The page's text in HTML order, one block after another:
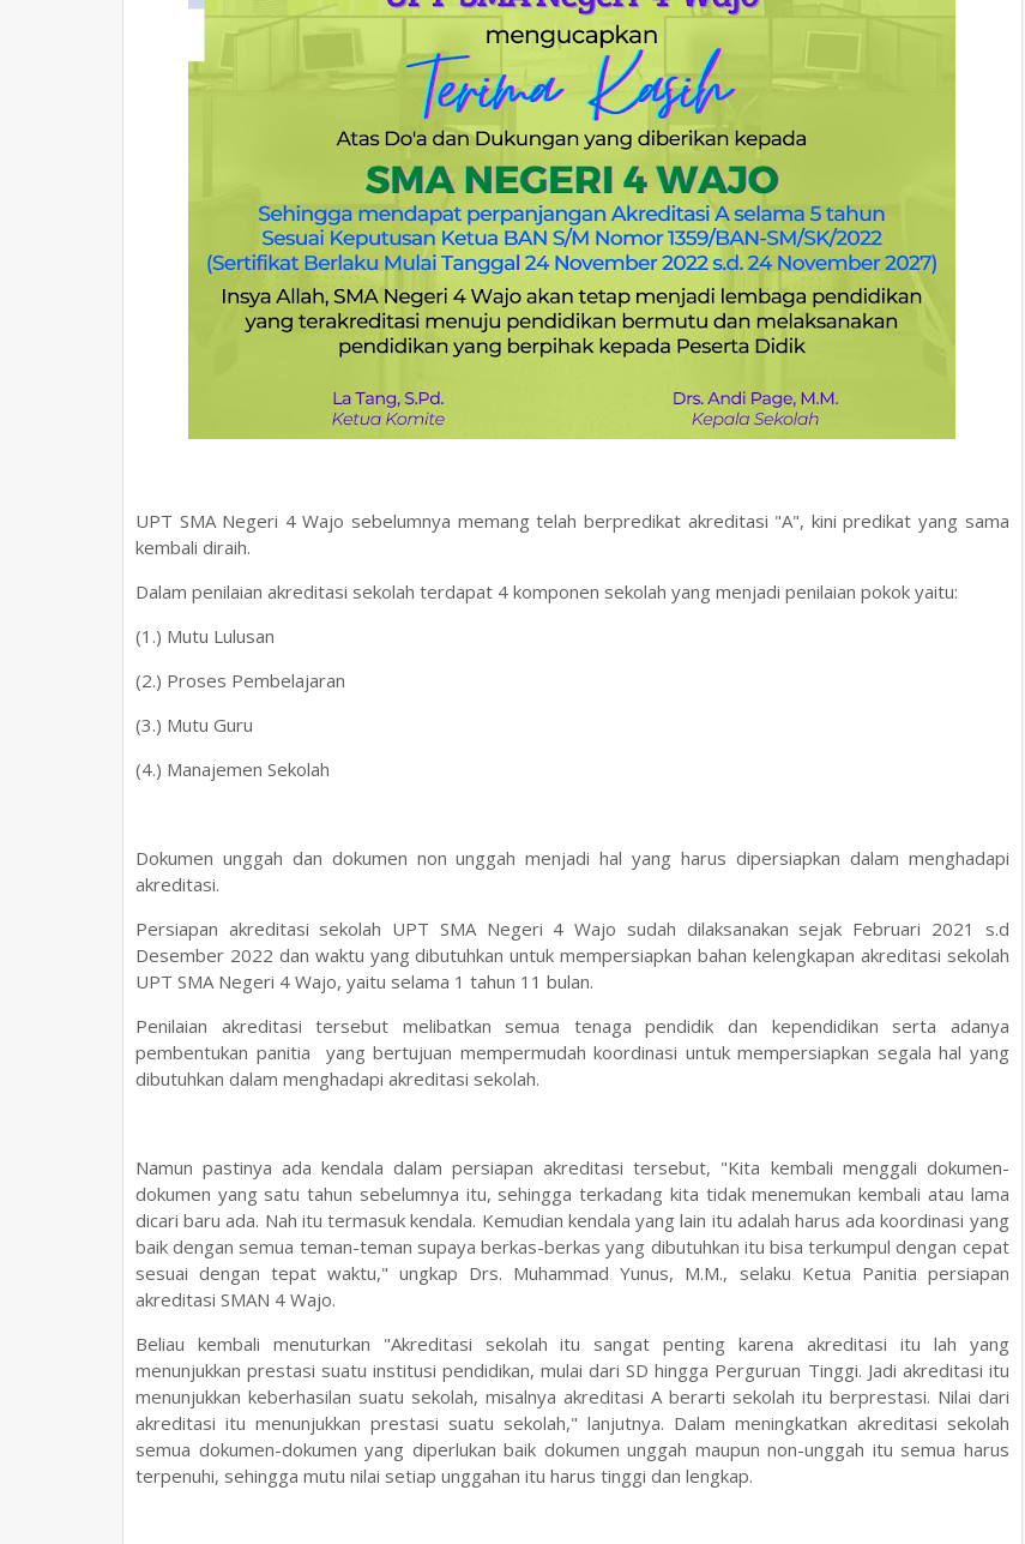
UPT SMA Negeri 4 Wajo sebelumnya memang telah berpredikat akreditasi "A", kini predikat yang sama
kembali diraih.
Dalam penilaian akreditasi sekolah terdapat 4 komponen sekolah yang menjadi penilaian pokok yaitu:
(1.) Mutu Lulusan
(2.) Proses Pembelajaran
(3.) Mutu Guru
(4.) Manajemen Sekolah
Dokumen unggah dan dokumen non unggah menjadi hal yang harus dipersiapkan dalam menghadapi
akreditasi.
Persiapan akreditasi sekolah UPT SMA Negeri 4 Wajo sudah dilaksanakan sejak Februari 2021 s.d
Desember 2022 dan waktu yang dibutuhkan untuk mempersiapkan bahan kelengkapan akreditasi sekolah
UPT SMA Negeri 4 Wajo, yaitu selama 1 tahun 11 bulan.
Penilaian akreditasi tersebut melibatkan semua tenaga pendidik dan kependidikan serta adanya
pembentukan panitia yang bertujuan mempermudah koordinasi untuk mempersiapkan segala hal yang
dibutuhkan dalam menghadapi akreditasi sekolah.
Namun pastinya ada kendala dalam persiapan akreditasi tersebut, "Kita kembali menggali dokumen-
dokumen yang satu tahun sebelumnya itu, sehingga terkadang kita tidak menemukan kembali atau lama
dicari baru ada. Nah itu termasuk kendala. Kemudian kendala yang lain itu adalah harus ada koordinasi yang
baik dengan semua teman-teman supaya berkas-berkas yang dibutuhkan itu bisa terkumpul dengan cepat
sesuai dengan tepat waktu," ungkap Drs. Muhammad Yunus, M.M., selaku Ketua Panitia persiapan
akreditasi SMAN 4 Wajo.
Beliau kembali menuturkan "Akreditasi sekolah itu sangat penting karena akreditasi itu lah yang
menunjukkan prestasi suatu institusi pendidikan, mulai dari SD hingga Perguruan Tinggi. Jadi akreditasi itu
menunjukkan keberhasilan suatu sekolah, misalnya akreditasi A berarti sekolah itu berprestasi. Nilai dari
akreditasi itu menunjukkan prestasi suatu sekolah," lanjutnya. Dalam meningkatkan akreditasi sekolah
semua dokumen-dokumen yang diperlukan baik dokumen unggah maupun non-unggah itu semua harus
terpenuhi, sehingga mutu nilai setiap unggahan itu harus tinggi dan lengkap.